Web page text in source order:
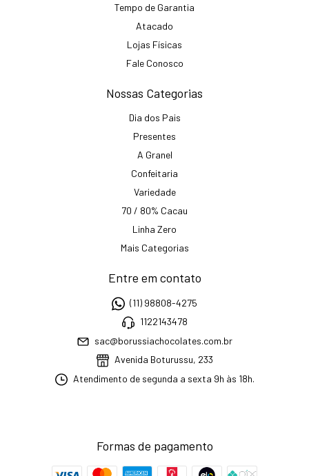
Tempo de Garantia
Atacado
Lojas Físicas
Fale Conosco
Nossas Categorias
Dia dos Pais
Presentes
A Granel
Confeitaria
Variedade
70 / 80% Cacau
Linha Zero
Mais Categorias
Entre em contato
(11) 98808-4275
1122143478
sac@borussiachocolates.com.br
Avenida Boturussu, 233
Atendimento de segunda a sexta 9h às 18h.
Formas de pagamento